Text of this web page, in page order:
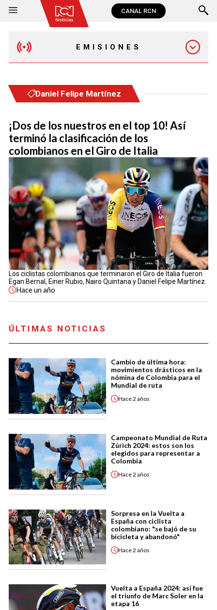
CANAL RCN
EMISIONES
EMISIÓN 7:00 PM
EMISIÓN 11:30 PM
Daniel Felipe Martínez
¡Dos de los nuestros en el top 10! Así
terminó la clasificación de los
colombianos en el Giro de Italia
Los ciclistas colombianos que terminaron el Giro de Italia fueron
Egan Bernal, Einer Rubio, Nairo Quintana y Daniel Felipe Martínez.
Haceun año
ÚLTIMAS NOTICIAS
Cambio de última hora:
movimientos drásticos en la
nómina de Colombia para el
Mundial de ruta
Hace2 años
Campeonato Mundial de Ruta
Zúrich 2024: estos son los
elegidos para representar a
Colombia
Hace2 años
Sorpresa en la Vuelta a
España con ciclista
colombiano: "se bajó de su
bicicleta y abandonó"
Hace2 años
Vuelta a España 2024: así fue
el triunfo de Marc Soler en la
etapa 16